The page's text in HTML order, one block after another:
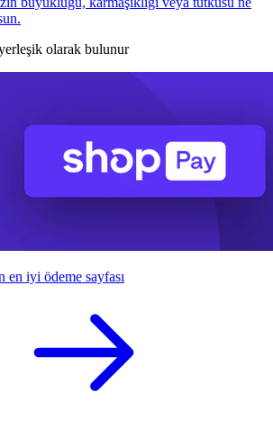
olarak bulunur
en iyi ödeme sayfası